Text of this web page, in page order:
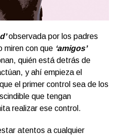
observada por los padres
miren con que ‘amigos’
quién está detrás de
y ahí empieza el
el primer control sea de los
que tengan
realizar ese control.
atentos a cualquier